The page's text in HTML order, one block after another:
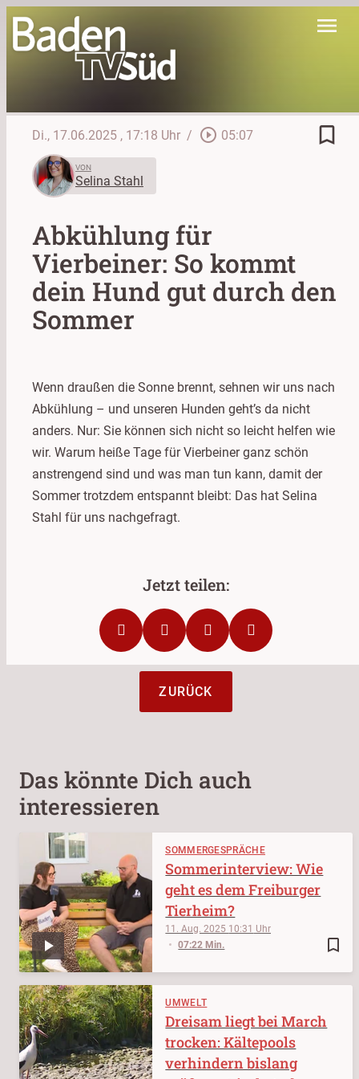
menu
Di., 17.06.2025 , 17:18 Uhr / play_circle_outline 05:07 bookmark_border
VON
Selina Stahl
Abkühlung für
Vierbeiner: So kommt
dein Hund gut durch den
Sommer
Wenn draußen die Sonne brennt, sehnen wir uns nach
Abkühlung – und unseren Hunden geht’s da nicht
anders. Nur: Sie können sich nicht so leicht helfen wie
wir. Warum heiße Tage für Vierbeiner ganz schön
anstrengend sind und was man tun kann, damit der
Sommer trotzdem entspannt bleibt: Das hat Selina
Stahl für uns nachgefragt.
ZURÜCK
Das könnte Dich auch
interessieren
SOMMERGESPRÄCHE
bookmark_border
11. Aug. 2025 10:31
07:22 Min.
Sommerinterview: Wie
geht es dem Freiburger
Tierheim?
UMWELT
Dreisam liegt bei March
trocken: Kältepools
verhindern bislang